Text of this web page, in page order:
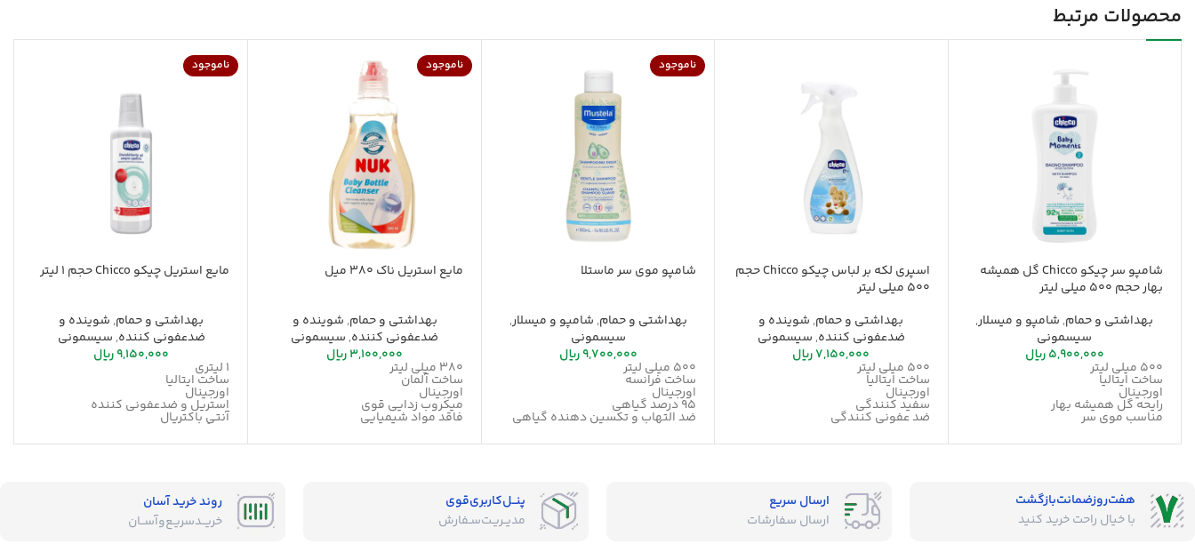
محصولات مرتبط
شامپو سر چیکو Chicco گل همیشه
بهار حجم 500 میلی لیتر
بهداشتی و حمام, شامپو و میسلار,
سیسمونی
5,900,000ریال
500 میلی لیتر
ساخت ایتالیا
اورجینال
رایحه گل همیشه بهار
مناسب موی سر
اسپری لکه بر لباس چیکو Chicco حجم
500 میلی لیتر
بهداشتی و حمام, شوینده و
ضدعفونی کننده, سیسمونی
7,150,000ریال
500 میلی لیتر
ساخت ایتالیا
اورجینال
سفید کنندگی
ضد عفونی کنندگی
ناموجود
شامپو موی سر ماستلا
بهداشتی و حمام, شامپو و میسلار,
سیسمونی
9,700,000 ریال
500 میلی لیتر
ساخت فرانسه
اورجینال
95 درصد گیاهی
ضد التهاب و تکسین دهنده گیاهی
رطوبت رسان
قابل استفاده برای بزرگسالان
ناموجود
مایع استریل ناک 380 میل
بهداشتی و حمام, شوینده و
ضدعفونی کننده, سیسمونی
3,100,000ریال
380 میلی لیتر
ساخت آلمان
اورجینال
میکروب زدایی قوی
فاقد مواد شیمیایی
فاقد بو
بدون حساسیت
ناموجود
مایع استریل چیکو Chicco حجم 1 لیتر
بهداشتی و حمام, شوینده و
ضدعفونی کننده, سیسمونی
9,150,000ریال
1 لیتری
ساخت ایتالیا
اورجینال
استریل و ضدعفونی کننده
آنتی باکتریال
جلوگیری بیماری نوزاد
هفت‌روز‌ضمانت‌بازگشت
با خیال راحت خرید کنید
ارسال سریع
ارسال سفارشات
پنــل‌کاربری‌قوی
مدیــریـت‌سـفارش
روند خرید آسان
خریــد‌سریـع‌و‌آســان